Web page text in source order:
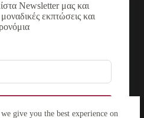
Newsletter μας και
εκπτώσεις και
give you the best experience on
ΤΚ 53100, Φλώρινα,